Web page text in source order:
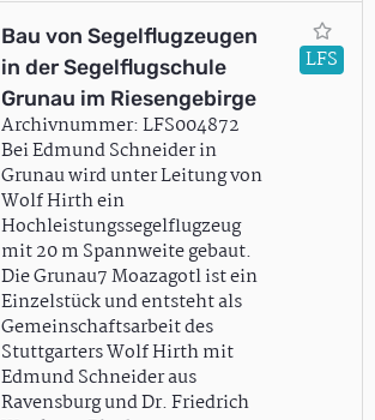
Bau von Segelflugzeugen
in der Segelflugschule
Grunau im Riesengebirge
Archivnummer: LFS004872
Bei Edmund Schneider in
Grunau wird unter Leitung von
Wolf Hirth ein
Hochleistungssegelflugzeug
mit 20 m Spannweite gebaut.
Die Grunau7 Moazagotl ist ein
Einzelstück und entsteht als
Gemeinschaftsarbeit des
Stuttgarters Wolf Hirth mit
Edmund Schneider aus
Ravensburg und Dr. Friedrich
LFS